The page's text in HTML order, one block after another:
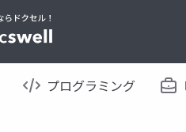
プログラミング